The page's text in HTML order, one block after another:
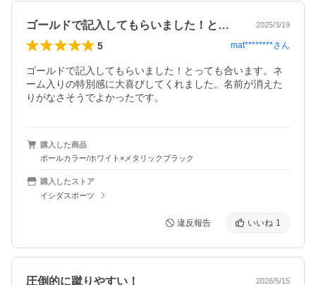
ゴールドで記入してもらいました！とって… 2025/3/19
5 mat********さん
ゴールドで記入してもらいました！とっても合います。ネ
ーム入りの特別感に大喜びしてくれました。名前が消えた
りがなさそうでよかったです。
購入した商品
ボールカラー/ホワイト×メタリックブラック
購入したストア
イシダスポーツ
違反報告 いいね 1
圧倒的に蹴りやすい！ 2026/5/15